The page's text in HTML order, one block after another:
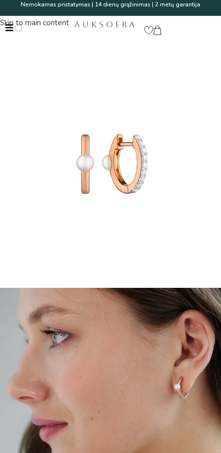
Skip to navigation
Skip to main content
Nemokamas pristatymas | 14 dienų grąžinimas | 2 metų garantija
AUKSOERA